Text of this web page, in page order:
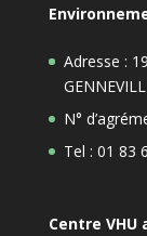
Adresse :
N°
Tel : 01 83
Centre VHU